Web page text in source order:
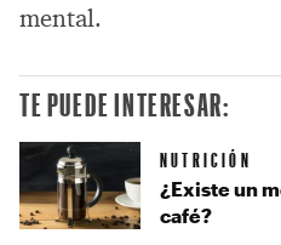
mental.
TE PUEDE INTERESAR:
NUTRICIÓN
¿Existe un
café?